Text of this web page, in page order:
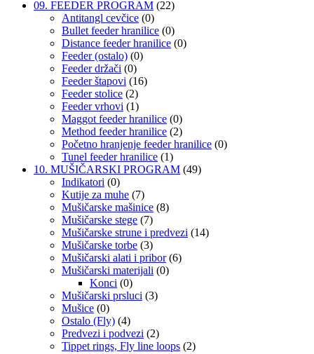
09. FEEDER PROGRAM (22)
Antitangl cevčice (0)
Bullet feeder hranilice (0)
Distance feeder hranilice (0)
Feeder (ostalo) (0)
Feeder držači (0)
Feeder štapovi (16)
Feeder stolice (2)
Feeder vrhovi (1)
Maggot feeder hranilice (0)
Method feeder hranilice (2)
Početno hranjenje feeder hranilice (0)
Tunel feeder hranilice (1)
10. MUŠIČARSKI PROGRAM (49)
Indikatori (0)
Kutije za muhe (7)
Mušičarske mašinice (8)
Mušičarske stege (7)
Mušičarske strune i predvezi (14)
Mušičarske torbe (3)
Mušičarski alati i pribor (6)
Mušičarski materijali (0)
Konci (0)
Mušičarski prsluci (3)
Mušice (0)
Ostalo (Fly) (4)
Predvezi i podvezi (2)
Tippet rings, Fly line loops (2)